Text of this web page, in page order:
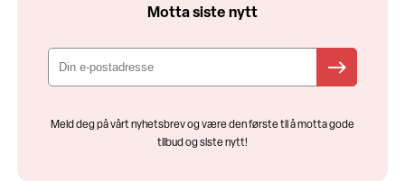
Motta siste nytt
Meld deg på vårt nyhetsbrev og være den første til å motta gode
tilbud og siste nytt!